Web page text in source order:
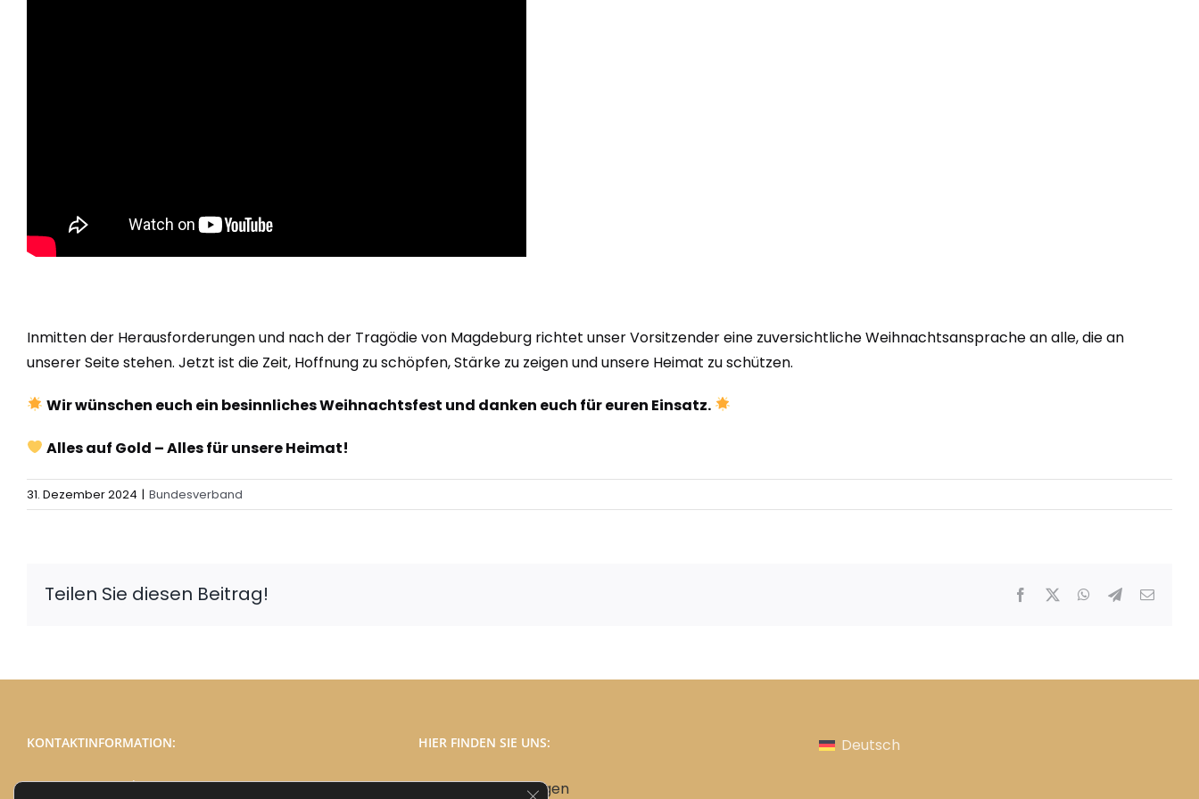
Inmitten der Herausforderungen und nach der Tragödie von Magdeburg richtet unser Vorsitzender eine zuversichtliche Weihnachtsansprache an alle, die an
unserer Seite stehen. Jetzt ist die Zeit, Hoffnung zu schöpfen, Stärke zu zeigen und unsere Heimat zu schützen.
Wir wünschen euch ein besinnliches Weihnachtsfest und danken euch für euren Einsatz.
Alles auf Gold – Alles für unsere Heimat!
31. Dezember 2024 | Bundesverband
Teilen Sie diesen Beitrag! Facebook WhatsApp
Telegram
E-
KONTAKTINFORMATION:
Telefon:03691 / 78 77 975
HIER FINDEN SIE UNS:
Die Heimat Thüringen
Deutsch
GDPR Cookie-Banner schließen